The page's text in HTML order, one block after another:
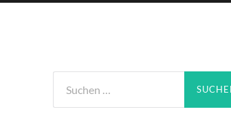
nach: